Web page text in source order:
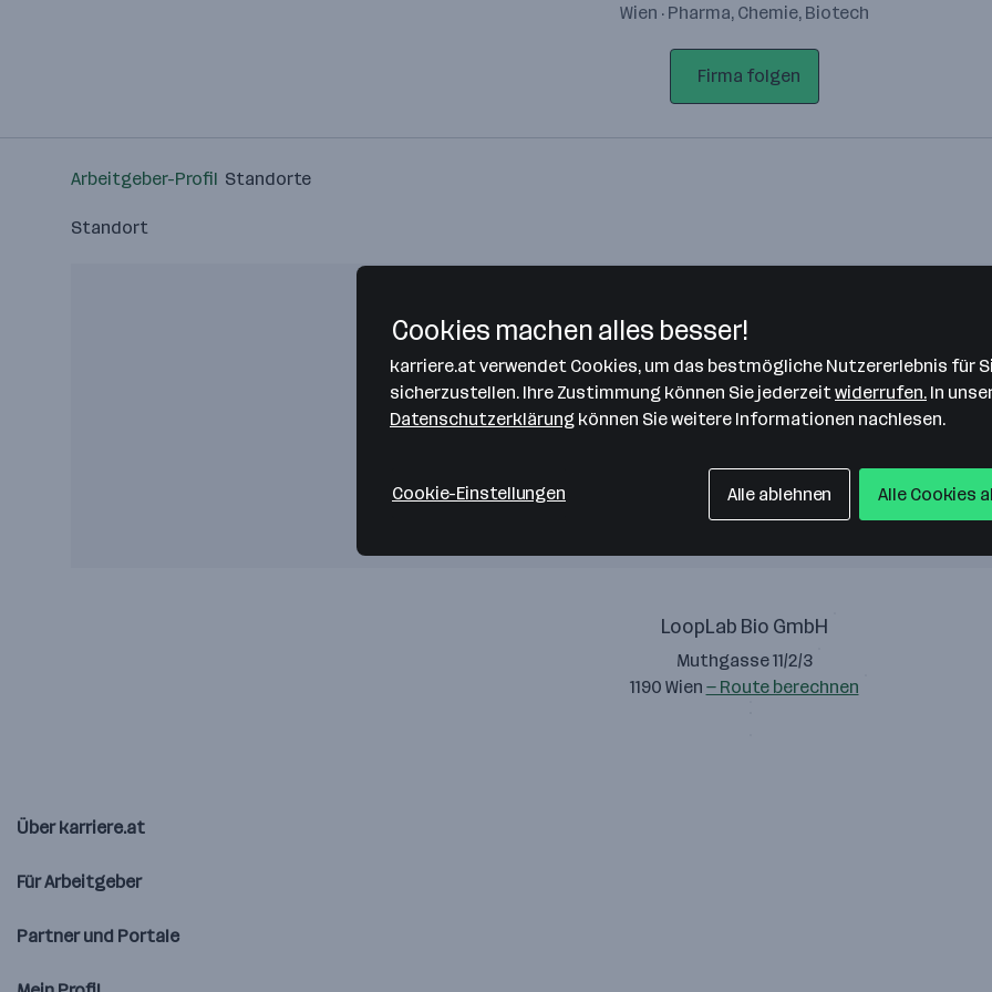
Wien · Pharma, Chemie, Biotech
Firma folgen
Arbeitgeber-Profil Standorte
Standort
Bitte stimme unseren Cookie-
Richtlinien zu, um diese Karte
anzuzeigen.
Zustimmung geben
LoopLab Bio GmbH
Muthgasse 11/2/3
1190 Wien — Route berechnen
Über karriere.at
Für Arbeitgeber
Partner und Portale
Cookies machen alles besser!
karriere.at verwendet Cookies, um das bestmögliche Nutzererlebnis für
sicherzustellen. Ihre Zustimmung können Sie jederzeit widerrufen. In
Datenschutzerklärung können Sie weitere Informationen nachlesen.
Cookie-Einstellungen Alle ablehnen Alle Cookies